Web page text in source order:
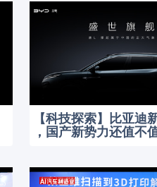
【科技探索】比亚迪
，国产新势力还值不